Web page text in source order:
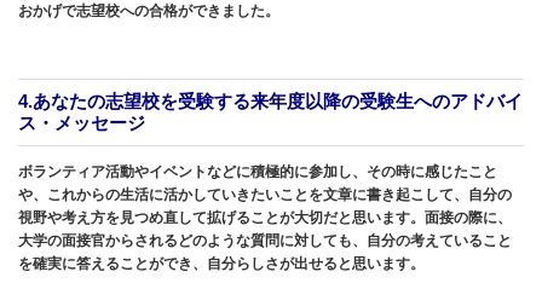
おかげで志望校への合格ができました。
4.あなたの志望校を受験する来年度以降の受験生へのアドバイ
ス・メッセージ
ボランティア活動やイベントなどに積極的に参加し、その時に感じたこと
や、これからの生活に活かしていきたいことを文章に書き起こして、自分の
視野や考え方を見つめ直して拡げることが大切だと思います。面接の際に、
大学の面接官からされるどのような質問に対しても、自分の考えていること
を確実に答えることができ、自分らしさが出せると思います。